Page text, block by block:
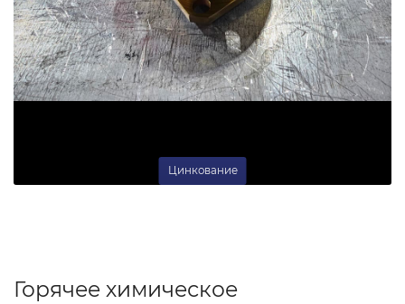
Цинкование
Горячее химическое